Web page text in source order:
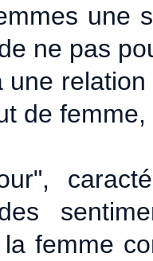
une
ne pas
une
de
femme